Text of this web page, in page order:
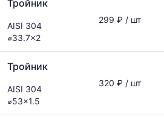
Тройник
AISI 304
⌀33.7x2
299 ₽ / шт
Тройник
AISI 304
⌀53x1.5
320 ₽ / шт